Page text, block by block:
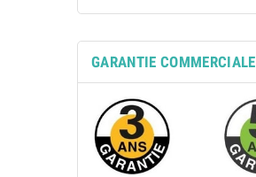
GARANTIE COMMERCIALE